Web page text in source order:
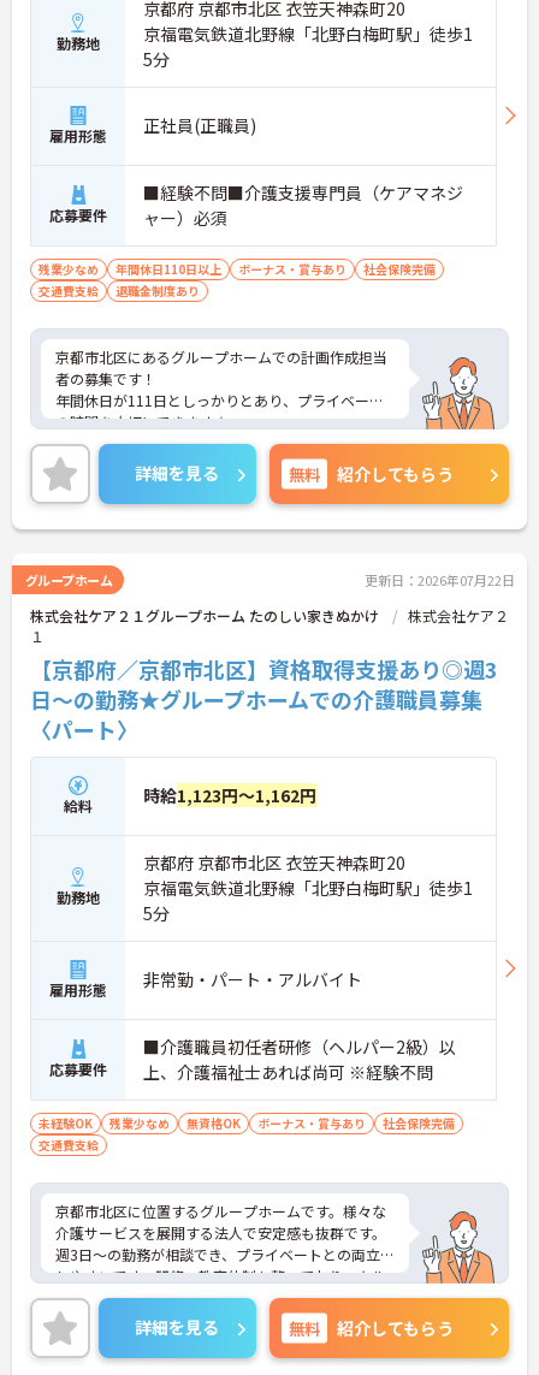
勤務地
京都府 京都市北区 衣笠天神森町20
京福電気鉄道北野線「北野白梅町駅」徒歩1
5分
雇用形態 正社員(正職員)
応募要件
■経験不問■介護支援専門員（ケアマネジ
ャー）必須
残業少なめ 年間休日110日以上 ボーナス・賞与あり
社会保険完備
交通費支給
退職金制度あり
京都市北区にあるグループホームでの計画作成担当
者の募集です！
年間休日が111日としっかりとあり、プライベート
の時間を大切にできます☆
また地域手当、資格手当などの各種手当が充実して
おり、金銭面も安心です♪
ご興味のある方には、面接対策ポイントなど、さら
に詳細をお話しいたしますのでお気軽にご相談くだ
さい！
詳細を見る 無料 紹介してもらう
グループホーム 更新日：2026年07月22日
株式会社ケア２１グループホーム たのしい家きぬかけ
株式会社ケア２
１
【京都府／京都市北区】資格取得支援あり◎週3
日～の勤務★グループホームでの介護職員募集
〈パート〉
給料 時給1,123円～1,162円
勤務地
京都府 京都市北区 衣笠天神森町20
京福電気鉄道北野線「北野白梅町駅」徒歩1
5分
雇用形態 非常勤・パート・アルバイト
応募要件
■介護職員初任者研修（ヘルパー2級）以
上、介護福祉士あれば尚可 ※経験不問
未経験OK 残業少なめ 無資格OK ボーナス・賞与あり
社会保険完備
交通費支給
京都市北区に位置するグループホームです。様々な
介護サービスを展開する法人で安定感も抜群です。
週3日～の勤務が相談でき、プライベートとの両立も
しやすいです。研修・教育体制も整っておりスキル
アップを目指したい方にもおすすめです。
ご興味をお持ちの方には詳細の情報や面接のポイン
トをお伝えしますのでお気軽にお問い合わせくださ
いませ。
詳細を見る 無料 紹介してもらう